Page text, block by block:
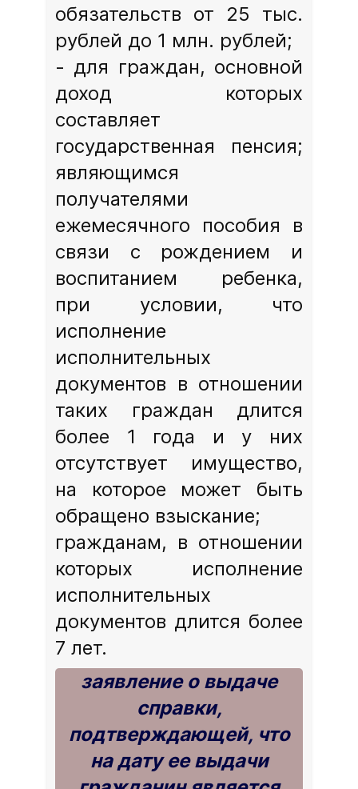
обязательств от 25 тыс.
рублей до 1 млн. рублей;
- для граждан, основной
доход которых
составляет
государственная пенсия;
являющимся
получателями
ежемесячного пособия в
связи с рождением и
воспитанием ребенка,
при условии, что
исполнение
исполнительных
документов в отношении
таких граждан длится
более 1 года и у них
отсутствует имущество,
на которое может быть
обращено взыскание;
гражданам, в отношении
которых исполнение
исполнительных
документов длится более
7 лет.
заявление о выдаче
справки,
подтверждающей, что
на дату ее выдачи